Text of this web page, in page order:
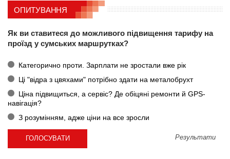
ОПИТУВАННЯ
Як ви ставитеся до можливого підвищення тарифу на
проїзд у сумських маршрутках?
Категорично проти. Зарплати не зростали вже рік
Ці "відра з цвяхами" потрібно здати на металобрухт
Ціна підвищиться, а сервіс? Де обіцяні ремонти й GPS-
навігація?
З розумінням, адже ціни на все зросли
Результати